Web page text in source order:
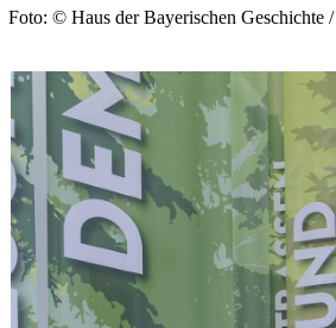
Foto: © Haus der Bayerischen Geschichte /